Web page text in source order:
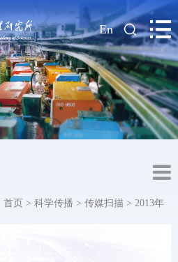
| En
首页 > 科学传播 > 传媒扫描 > 2013年